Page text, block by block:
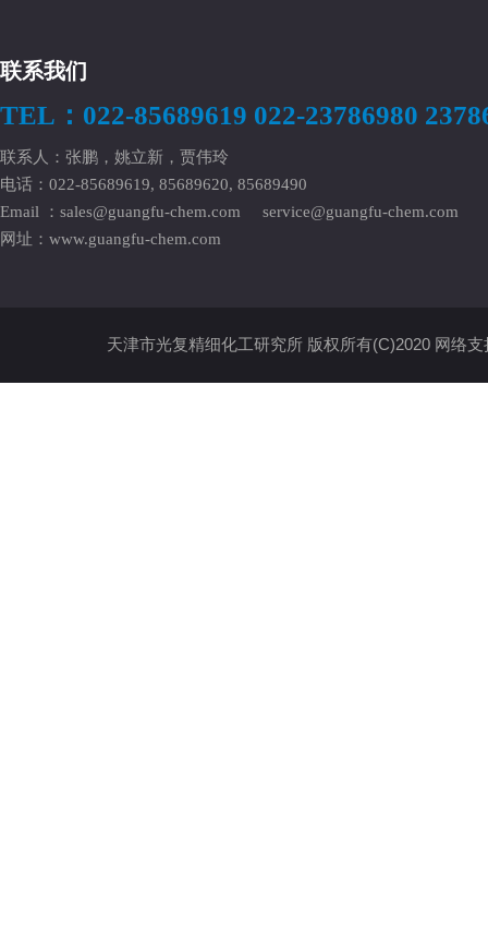
联系我们
TEL：022-85689619 022-23786980
联系人：张鹏，姚立新，贾伟玲
电话：022-85689619, 85689620, 85689490
Email ： sales@guangfu-chem.com
service@guangfu-chem.com
网址： www.guangfu-chem.com
天津市光复精细化工研究所版权所有(C)2020 网络支